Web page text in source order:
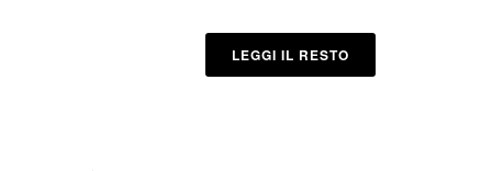
LEGGI IL RESTO